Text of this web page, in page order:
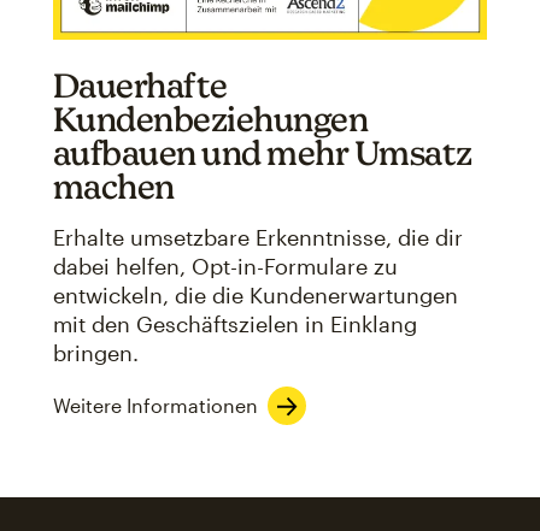
Dauerhafte
Kundenbeziehungen
aufbauen und mehr Umsatz
machen
Erhalte umsetzbare Erkenntnisse, die dir
dabei helfen, Opt-in-Formulare zu
entwickeln, die die Kundenerwartungen
mit den Geschäftszielen in Einklang
bringen.
Weitere Informationen